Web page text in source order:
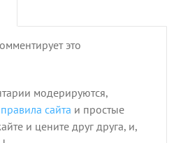
это
модерируются,
правила сайта и простые
и цените друг друга, и,